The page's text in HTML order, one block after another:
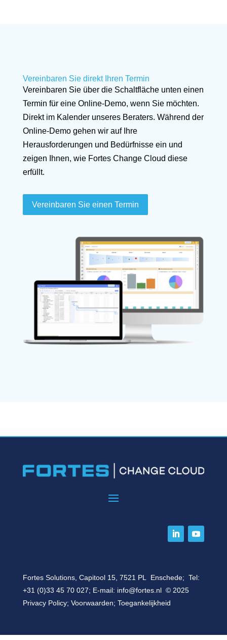
Vereinbaren Sie direkt Ihren Termin
Vereinbaren Sie über die Schaltfläche unten einen
Termin für eine Online-Demo, wenn Sie möchten.
Direkt im Kalender unseres Beraters. Während der
Online-Demo gehen wir auf Ihre
Herausforderungen und Bedürfnisse ein und
zeigen Ihnen, wie Fortes Change Cloud diese
erfüllt.
Vereinbaren Sie einen Termin
Fortes Solutions, Capitool 15, 7521 PL Enschede; Tel:
+31 (0)33 45 70 027; E-mail: info@fortes.nl© 2025
Privacy Policy; Voorwaarden; Toegankelijkheid